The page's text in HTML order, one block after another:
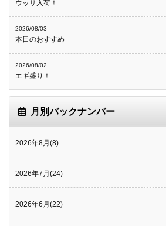
ウッサ入荷！
2026/08/03
本日のおすすめ
2026/08/02
エギ盛り！
月別バックナンバー
2026年8月(8)
2026年7月(24)
2026年6月(22)